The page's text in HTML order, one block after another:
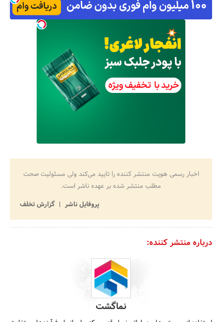
اخبار رسمی هویت منتشر کننده را تایید می‌کند ولی مسئولیت صحت
مطلب منتشر شده بر عهده ناشر است.
پروفایل ناشر
گزارش تخلف
درباره منتشر کننده:
نماگشت